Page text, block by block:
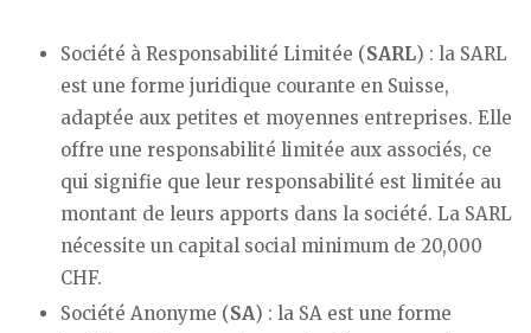
Société à Responsabilité Limitée (SARL) : la SARL
est une forme juridique courante en Suisse,
adaptée aux petites et moyennes entreprises. Elle
offre une responsabilité limitée aux associés, ce
qui signifie que leur responsabilité est limitée au
montant de leurs apports dans la société. La SARL
nécessite un capital social minimum de 20,000
CHF.
Société Anonyme (SA) : la SA est une forme